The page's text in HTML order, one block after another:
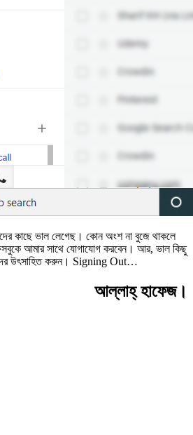
কাছে ভাল লেগেছ। কোন অংশ না বুজে থাকলে
আমার সাথে যোগাযোগ করবেন। আর, ভাল কিছু
উৎসাহিত করুন। Signing Out…
আল্লাহ্‌ হাফেজ।